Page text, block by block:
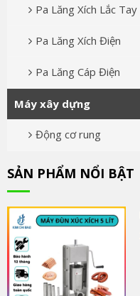
Pa Lăng Xích Lắc Tay
Pa Lăng Xích Điện
Pa Lăng Cáp Điện
Máy xây dựng
Động cơ rung
SẢN PHẨM NỔI BẬT